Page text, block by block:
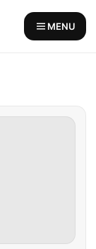
MENU